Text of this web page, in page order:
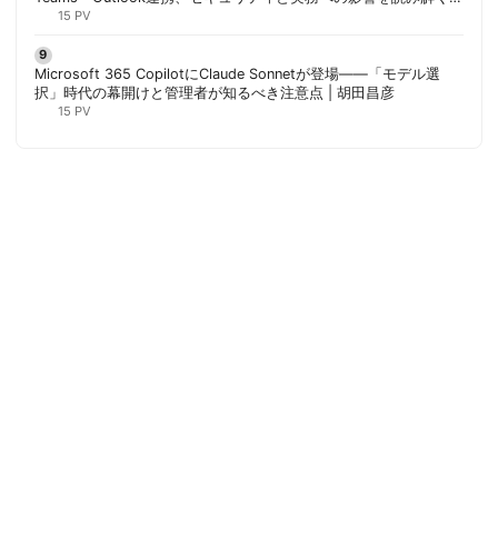
胡田昌彦
15 PV
Microsoft 365 CopilotにClaude Sonnetが登場——「モデル選
択」時代の幕開けと管理者が知るべき注意点 | 胡田昌彦
15 PV